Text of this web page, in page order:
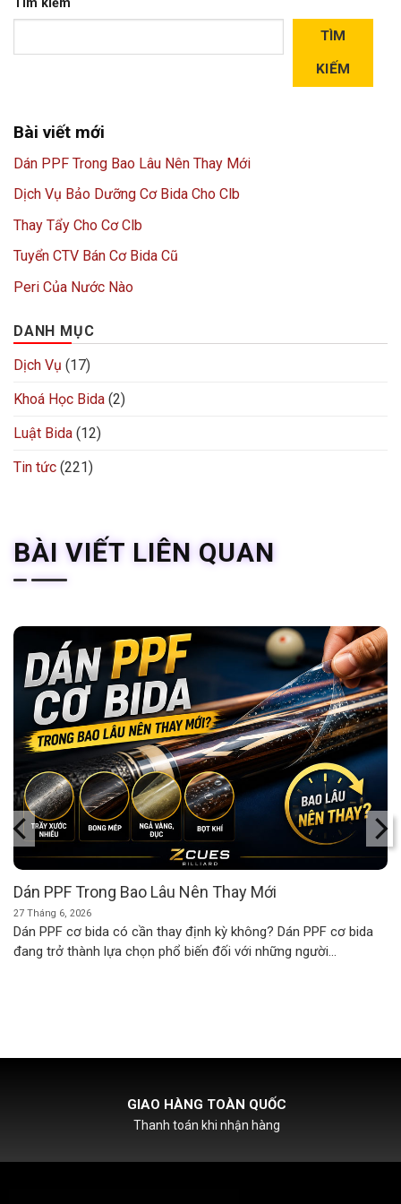
TÌM
KIẾM
Bài viết mới
Dán PPF Trong Bao Lâu Nên Thay Mới
Dịch Vụ Bảo Dưỡng Cơ Bida Cho Clb
Thay Tẩy Cho Cơ Clb
Tuyển CTV Bán Cơ Bida Cũ
Peri Của Nước Nào
DANH MỤC
Dịch Vụ (17)
Khoá Học Bida (2)
Luật Bida (12)
Tin tức (221)
BÀI VIẾT LIÊN QUAN
Dán PPF Trong Bao Lâu Nên Thay Mới
27 Tháng 6, 2026
Dán PPF cơ bida có cần thay định kỳ không? Dán PPF cơ bida
đang trở thành lựa chọn phổ biến đối với những người...
GIAO HÀNG TOÀN QUỐC
Thanh toán khi nhận hàng